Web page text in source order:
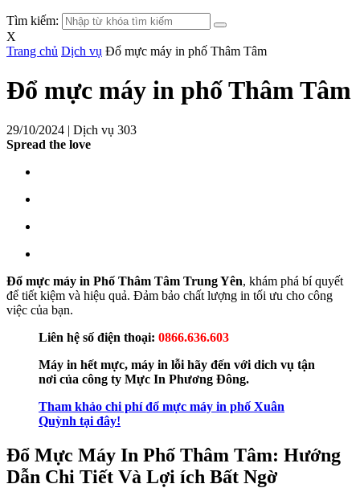
Tìm kiếm:
X
Trang chủ Dịch vụ Đổ mực máy in phố Thâm Tâm
Đổ mực máy in phố Thâm Tâm
29/10/2024 | Dịch vụ 303
Spread the love
Đổ mực máy in Phố Thâm Tâm Trung Yên, khám phá bí quyết
để tiết kiệm và hiệu quả. Đảm bảo chất lượng in tối ưu cho công
việc của bạn.
Liên hệ số điện thoại: 0866.636.603
Máy in hết mực, máy in lỗi hãy đến với dich vụ tận
nơi của công ty Mực In Phương Đông.
Tham khảo chi phí đổ mực máy in phố Xuân
Quỳnh tại đây!
Đổ Mực Máy In Phố Thâm Tâm: Hướng
Dẫn Chi Tiết Và Lợi ích Bất Ngờ